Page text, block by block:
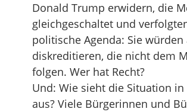
Donald Trump erwidern, die
gleichgeschaltet und
politische Agenda: Sie würden
diskreditieren, die nicht dem
folgen. Wer hat Recht?
Und: Wie sieht die Situation in
aus? Viele Bürgerinnen und